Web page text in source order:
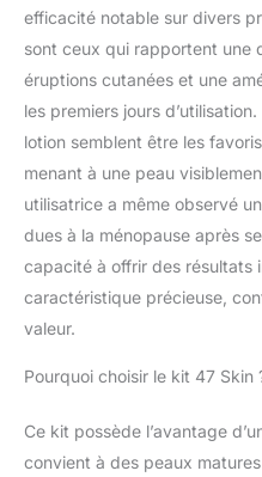
efficacité notable sur divers
sont ceux qui rapportent une
éruptions cutanées et une
les premiers jours
lotion semblent être les
menant à une peau
utilisatrice a même observé
dues à la ménopause après
capacité à offrir des résultats
caractéristique précieuse,
valeur.
Pourquoi choisir le kit 47 Skin
Ce kit possède l’avantage
convient à des peaux